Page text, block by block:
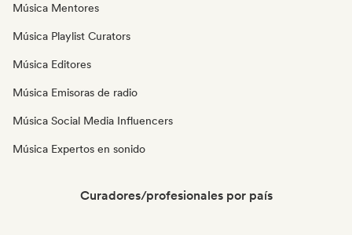
Música Mentores
Música Playlist Curators
Música Editores
Música Emisoras de radio
Música Social Media Influencers
Música Expertos en sonido
Curadores/profesionales por país